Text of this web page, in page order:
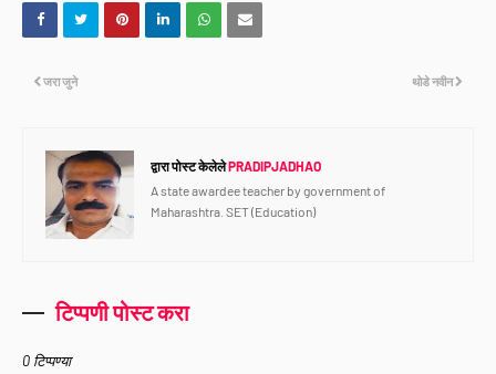
थोडे नवीन
जरा जुने
द्वारा पोस्ट केलेलेPRADIPJADHAO
A state awardee teacher by government of
Maharashtra. SET (Education)
टिप्पणी पोस्ट करा
0 टिप्पण्या